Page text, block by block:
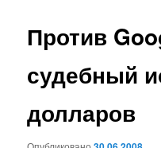
Против
судебный
долларов